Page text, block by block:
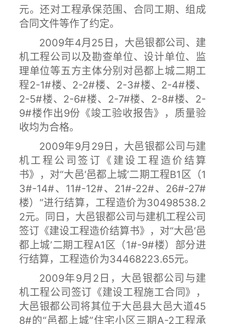
元。还对工程承保范围、合同工期、组成
合同文件等作了约定。
2009年4月25日，大邑银都公司、建
机工程公司以及勘查单位、设计单位、监
理单位等五方主体分别对邑都上城二期工
程2-1#楼、2-2#楼、2-3#楼、2-4#楼、
2-5#楼、2-6#楼、2-7#楼、2-8#楼、2-
9#楼作出9份《竣工验收报告》，质量验
收均为合格。
2009年9月29日，大邑银都公司与建
机工程公司签订《建设工程造价结算
书》，对“大邑‘邑都上城’二期工程B1区（1
3#-14#、11#-12#、21#-22#、26#-27#
楼）”进行结算，工程造价为30498538.2
2元。同日，大邑银都公司与建机工程公司
签订《建设工程造价结算书》，对“大邑‘邑
都上城’二期工程A1区（1#-9#楼）部分进
行结算，工程造价为34468223.65元。
2009年9月2日，大邑银都公司与建
机工程公司签订《建设工程施工合同》，
大邑银都公司将其位于大邑县大邑大道45
8#的“邑都上城”住宅小区三期A-2工程承